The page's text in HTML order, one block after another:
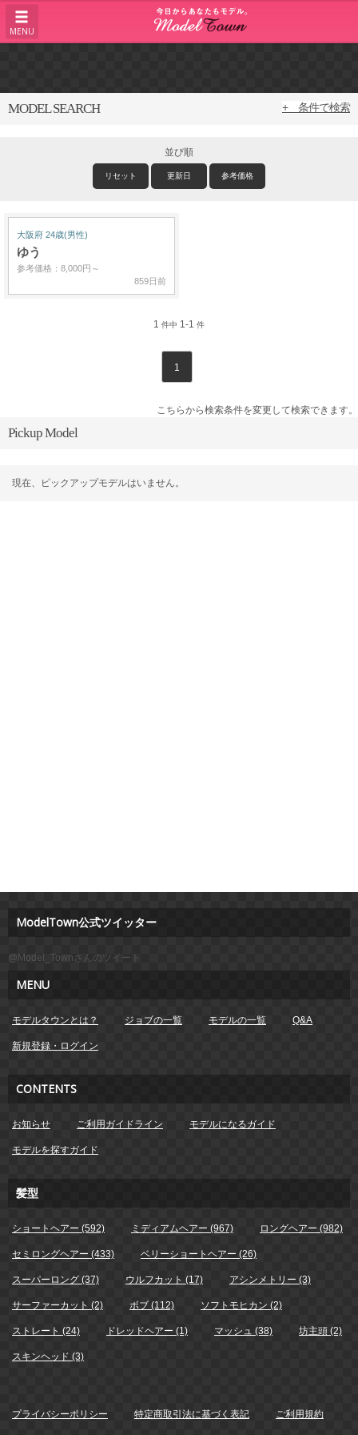
MENU
MODEL SEARCH + 条件で検索
並び順
リセット 更新日 参考価格
大阪府 24歳(男性)
ゆう
参考価格：8,000円～
859日前
1 件中 1-1 件
1
こちらから検索条件を変更して検索できます。
Pickup Model
現在、ピックアップモデルはいません。
ModelTown公式ツイッター
@Model_Townさんのツイート
MENU
モデルタウンとは？ ジョブの一覧 モデルの一覧 Q&A
新規登録・ログイン
CONTENTS
お知らせ ご利用ガイドライン モデルになるガイド
モデルを探すガイド
髪型
ショートヘアー (592) ミディアムヘアー (967) ロングヘアー (982)
セミロングヘアー (433) ベリーショートヘアー (26)
スーパーロング (37) ウルフカット (17) アシンメトリー (3)
サーファーカット (2) ボブ (112) ソフトモヒカン (2)
ストレート (24) ドレッドヘアー (1) マッシュ (38) 坊主頭 (2)
スキンヘッド (3)
プライバシーポリシー 特定商取引法に基づく表記 ご利用規約